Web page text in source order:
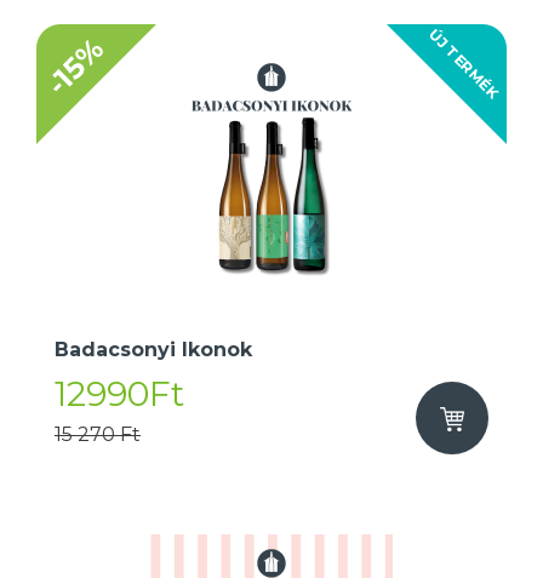
ÚJ TERMÉK
-15%
Badacsonyi Ikonok
12990Ft
15 270 Ft